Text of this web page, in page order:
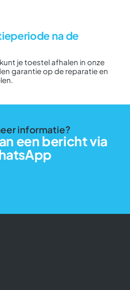
na de
je toestel afhalen in onze
garantie op de reparatie en
informatie?
een bericht via